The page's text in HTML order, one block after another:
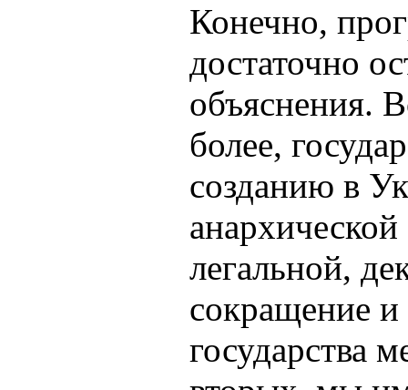
Конечно,
достаточно
объяснения.
более,
созданию в
легальной,
сокращение и
государства